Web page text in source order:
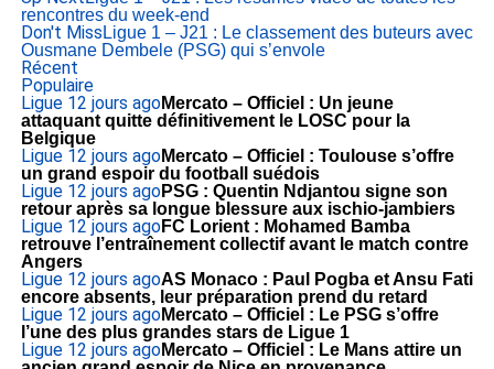
rencontres du week-end
Don't Miss Ligue 1 – J21 : Le classement des buteurs avec
Ousmane Dembele (PSG) qui s’envole
Récent
Populaire
Ligue 12 jours agoMercato – Officiel : Un jeune
attaquant quitte définitivement le LOSC pour la
Belgique
Ligue 12 jours agoMercato – Officiel : Toulouse s’offre
un grand espoir du football suédois
Ligue 12 jours agoPSG : Quentin Ndjantou signe son
retour après sa longue blessure aux ischio-jambiers
Ligue 12 jours agoFC Lorient : Mohamed Bamba
retrouve l’entraînement collectif avant le match contre
Angers
Ligue 12 jours agoAS Monaco : Paul Pogba et Ansu Fati
encore absents, leur préparation prend du retard
Ligue 12 jours agoMercato – Officiel : Le PSG s’offre
l’une des plus grandes stars de Ligue 1
Ligue 12 jours agoMercato – Officiel : Le Mans attire un